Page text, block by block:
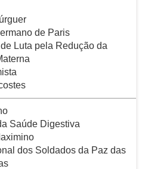
de Paris
Luta pela Redução da
Saúde Digestiva
dos Soldados da Paz das